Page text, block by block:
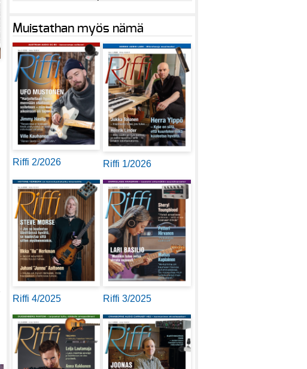
Muistathan myös nämä
Riffi 2/2026 Riffi 1/2026
Riffi 4/2025 Riffi 3/2025